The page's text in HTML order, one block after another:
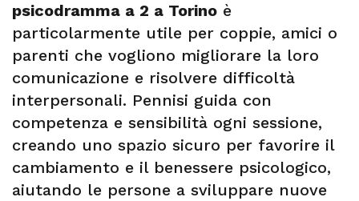
psicodramma a 2 a Torino è
particolarmente utile per coppie, amici o
parenti che vogliono migliorare la loro
comunicazione e risolvere difficoltà
interpersonali. Pennisi guida con
competenza e sensibilità ogni sessione,
creando uno spazio sicuro per favorire il
cambiamento e il benessere psicologico,
aiutando le persone a sviluppare nuove